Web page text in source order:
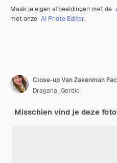
Maak je eigen afbeeldingen met de
met onze AI Photo Editor.
Close-up Van Zakenman
Dragana_Gordic
Misschien vind je deze